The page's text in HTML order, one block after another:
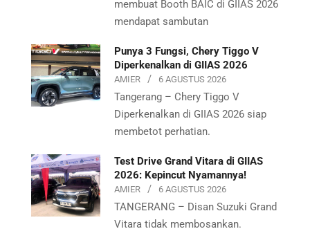
membuat Booth BAIC di GIIAS 2026
mendapat sambutan
Punya 3 Fungsi, Chery Tiggo V
Diperkenalkan di GIIAS 2026
AMIER 6 AGUSTUS 2026
Tangerang – Chery Tiggo V
Diperkenalkan di GIIAS 2026 siap
membetot perhatian.
Test Drive Grand Vitara di GIIAS
2026: Kepincut Nyamannya!
AMIER 6 AGUSTUS 2026
TANGERANG – Disan Suzuki Grand
Vitara tidak membosankan.